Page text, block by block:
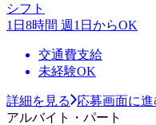
シフト
1日8時間 週1日からOK
交通費支給
未経験OK
詳細を見る
応募画面に進
アルバイト・パート